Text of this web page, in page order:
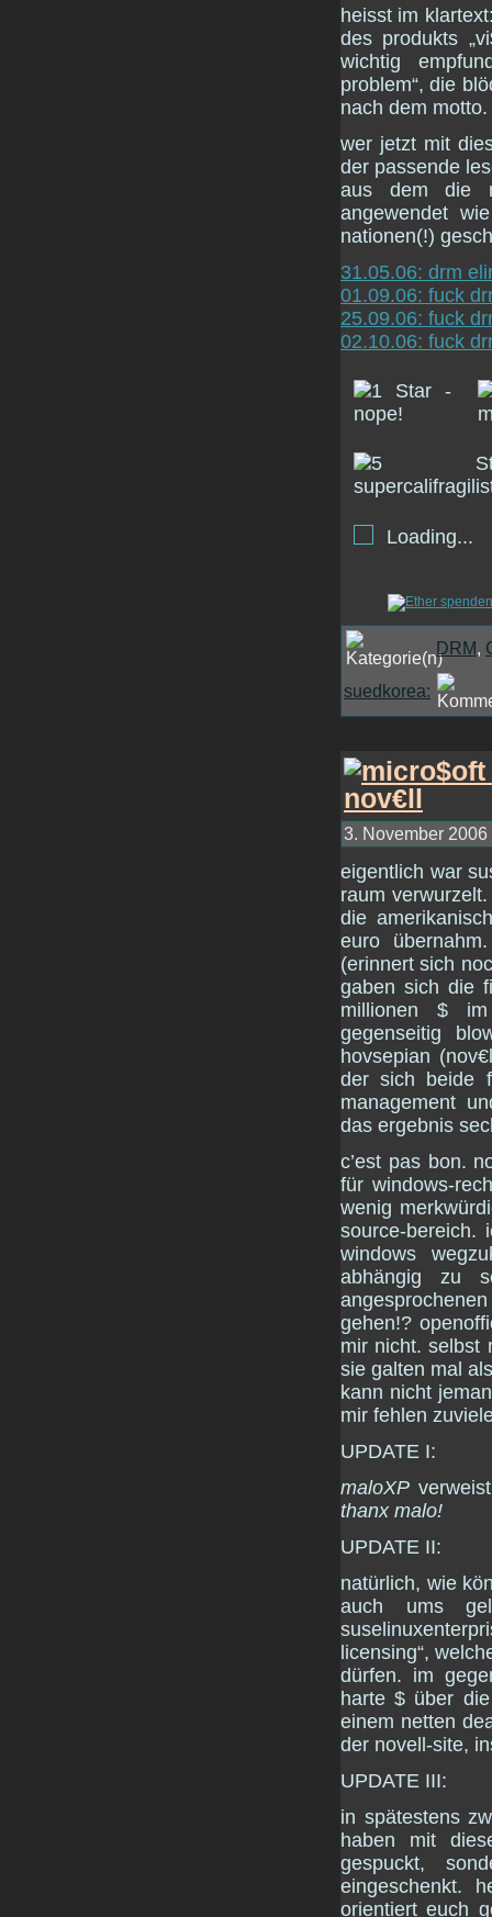
heisst im
des produkts
wichtig
problem“, die
nach dem motto.
wer jetzt mit
der passende
aus dem die
angewendet
nationen(!)
31.05.06: drm
01.09.06: fuck
25.09.06: fuck
02.10.06: fuck
Loading...
DRM
suedkorea:
3. November
eigentlich war
raum
die
euro
(erinnert sich
gaben sich die
millionen $ im
gegenseitig
hovsepian
der sich beide
management
das ergebnis
c’est pas bon.
für windows-
wenig
source-bereich.
windows
abhängig zu
gehen!?
mir nicht. selbst
sie galten mal
kann nicht
mir fehlen
UPDATE I:
maloXP
thanx malo!
UPDATE II:
natürlich, wie
auch ums
licensing“,
dürfen. im
harte $ über
einem netten
der novell-site,
UPDATE III:
in spätestens
haben mit
gespuckt,
eingeschenkt.
orientiert euch